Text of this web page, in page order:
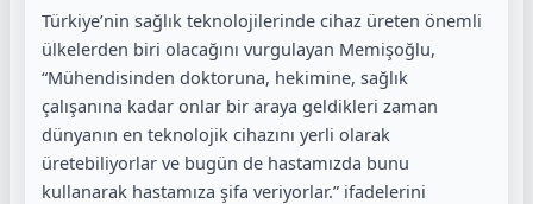
Türkiye’nin sağlık teknolojilerinde cihaz üreten önemli
ülkelerden biri olacağını vurgulayan Memişoğlu,
“Mühendisinden doktoruna, hekimine, sağlık
çalışanına kadar onlar bir araya geldikleri zaman
dünyanın en teknolojik cihazını yerli olarak
üretebiliyorlar ve bugün de hastamızda bunu
kullanarak hastamıza şifa veriyorlar.” ifadelerini